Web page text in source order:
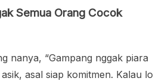
Semua Orang Cocok
nanya, “Gampang nggak piara
asal siap komitmen. Kalau lo